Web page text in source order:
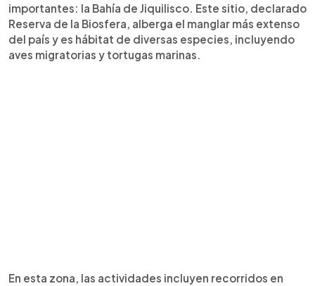
importantes: la Bahía de Jiquilisco. Este sitio, declarado
Reserva de la Biosfera, alberga el manglar más extenso
del país y es hábitat de diversas especies, incluyendo
aves migratorias y tortugas marinas.
En esta zona, las actividades incluyen recorridos en